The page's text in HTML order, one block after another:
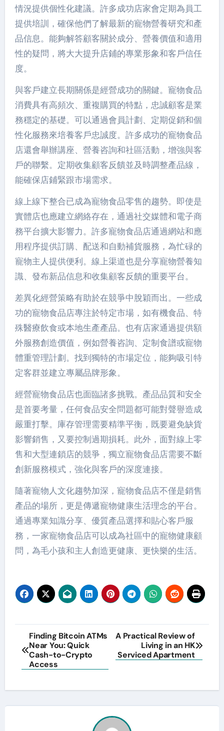
情況提供個性化建議。許多成功店家會定期為員工
提供培訓，確保他們了解最新的寵物營養研究和產
品信息。能夠解答顧客關於成分、營養價值和適用
性的疑問，將大大提升店鋪的專業形象和客戶信任
度。
與客戶建立長期關係是經營成功的關鍵。寵物食品
消費具有高頻次、重複購買的特點，忠誠顧客是業
務穩定的基礎。可以通過會員計劃、定期促銷和個
性化服務來培養客戶忠誠度。許多成功的寵物食品
店還會舉辦講座、營養咨詢和社區活動，增強與客
戶的聯繫。定期收集顧客反饋並及時調整產品線，
能確保店鋪緊跟市場需求。
線上線下整合已成為寵物食品零售的趨勢。即使是
實體店也應建立網絡存在，通過社交媒體和電子商
務平台擴大影響力。許多寵物食品店通過網站和應
用程序提供訂購、配送和自動補貨服務，為忙碌的
寵物主人提供便利。線上渠道也是分享寵物營養知
識、發布新品信息和收集顧客反饋的重要平台。
差異化經營策略有助於在競爭中脫穎而出。一些成
功的寵物食品店專注於特定市場，如有機食品、特
殊醫療飲食或本地生產產品。也有店家通過提供額
外服務創造價值，例如營養咨詢、定制食譜或寵物
體重管理計劃。找到獨特的市場定位，能夠吸引特
定客群並建立專屬品牌形象。
經營寵物食品店也面臨諸多挑戰。產品品質和安全
是首要考量，任何食品安全問題都可能對聲譽造成
嚴重打擊。庫存管理需要精準平衡，既要避免缺貨
影響銷售，又要控制過期損耗。此外，面對線上零
售和大型連鎖店的競爭，獨立寵物食品店需要不斷
創新服務模式，強化與客戶的深度連接。
隨著寵物人文化趨勢加深，寵物食品店不僅是銷售
產品的場所，更是傳遞寵物健康生活理念的平台。
通過專業知識分享、優質產品選擇和貼心客戶服
務，一家寵物食品店可以成為社區中的寵物健康顧
問，為毛小孩和主人創造更健康、更快樂的生活。
Post
navigation
Finding Bitcoin ATMs
Near You: Quick
Cash-to-Crypto
Access
A Practical Review of
Living in an HK
Serviced Apartment